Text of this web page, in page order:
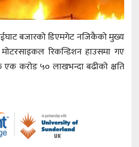
बजारको डिएमगेट नजिकैको मुख्य
रिकन्डिशन हाउसमा गए
एक करोड ५० लाखभन्दा बढीको क्षति